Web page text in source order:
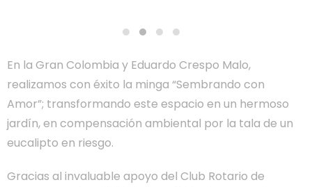
En la Gran Colombia y Eduardo Crespo Malo,
realizamos con éxito la minga “Sembrando con
Amor”; transformando este espacio en un hermoso
jardín, en compensación ambiental por la tala de un
eucalipto en riesgo.
Gracias al invaluable apoyo del Club Rotario de